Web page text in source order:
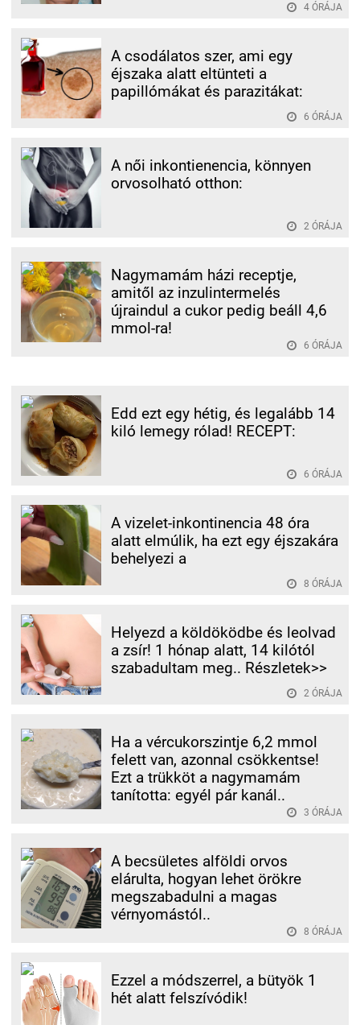
4 ÓRÁJA
A csodálatos szer, ami egy
éjszaka alatt eltünteti a
papillómákat és parazitákat:
6 ÓRÁJA
A női inkontienencia, könnyen
orvosolható otthon:
2 ÓRÁJA
Nagymamám házi receptje,
amitől az inzulintermelés
újraindul a cukor pedig beáll 4,6
mmol-ra!
6 ÓRÁJA
Edd ezt egy hétig, és legalább 14
kiló lemegy rólad! RECEPT:
6 ÓRÁJA
A vizelet-inkontinencia 48 óra
alatt elmúlik, ha ezt egy éjszakára
behelyezi a
8 ÓRÁJA
Helyezd a köldöködbe és leolvad
a zsír! 1 hónap alatt, 14 kilótól
szabadultam meg.. Részletek>>
2 ÓRÁJA
Ha a vércukorszintje 6,2 mmol
felett van, azonnal csökkentse!
Ezt a trükköt a nagymamám
tanította: egyél pár kanál..
3 ÓRÁJA
A becsületes alföldi orvos
elárulta, hogyan lehet örökre
megszabadulni a magas
vérnyomástól..
8 ÓRÁJA
Ezzel a módszerrel, a bütyök 1
hét alatt felszívódik!